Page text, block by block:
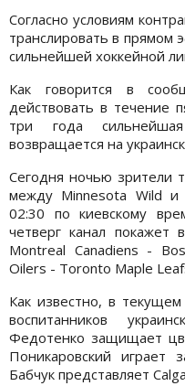
Согласно условиям
транслировать в прямом
сильнейшей хоккейной
Как говорится в
действовать в течение
три года
возвращается на
Сегодня ночью зрители
между Minnesota Wild и
02:30 по киевскому
четверг канал
Montreal Canadiens -
Oilers - Toronto Maple
Как известно, в
воспитанников
Федотенко защищает
Поникаровский
Бабчук представляет